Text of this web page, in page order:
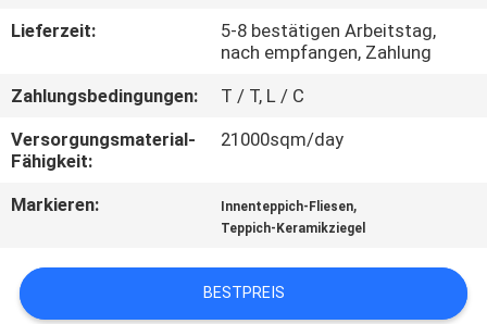
BITTE UM
ANGEBOT
SITEMAP
Lieferzeit:
5-8 bestätigen Arbeitstag,
nach empfangen, Zahlung
Zahlungsbedingungen:
T / T, L / C
Versorgungsmaterial-
Fähigkeit:
21000sqm/day
Markieren: Innenteppich-Fliesen,
Teppich-Keramikziegel
BESTPREIS